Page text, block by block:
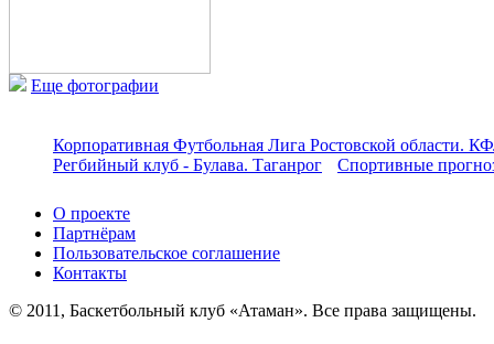
Еще фотографии
Корпоративная Футбольная Лига Ростовской области.
Регбийный клуб - Булава. Таганрог
Спортивные
О проекте
Партнёрам
Пользовательское соглашение
Контакты
© 2011, Баскетбольный клуб «Атаман». Все права защищены.